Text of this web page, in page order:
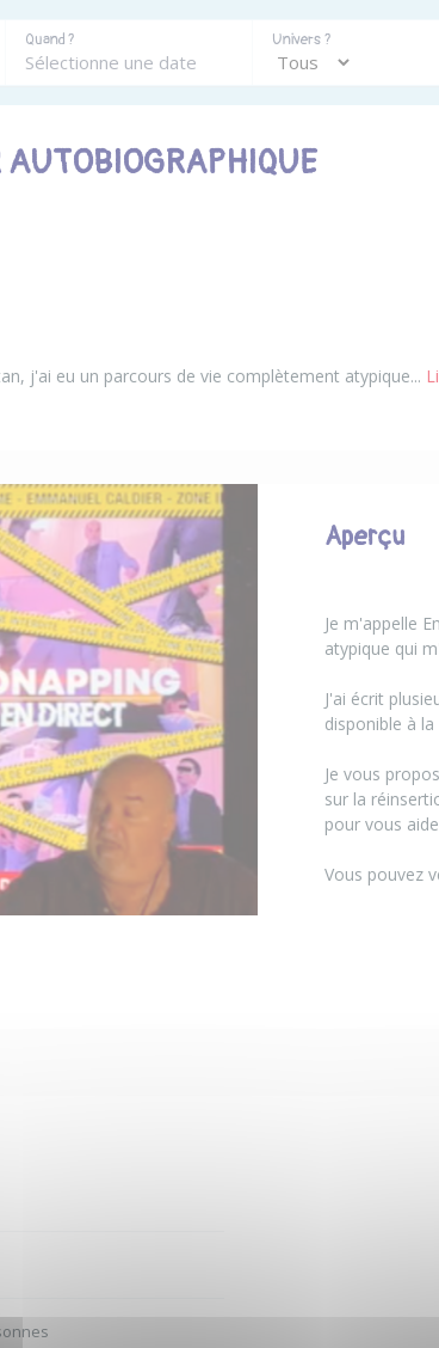
Quand ? Univers ?
j'ai eu un parcours de vie complètement atypique...
Aperçu
Je m'appelle
atypique qui
J'ai écrit
disponible à
Je vous
sur la
pour vous
Vous pouvez